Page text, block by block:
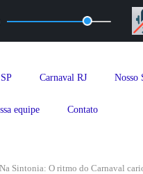
Carnaval RJ Nosso
equipe Contato
Na Sintonia: O ritmo do Carnaval